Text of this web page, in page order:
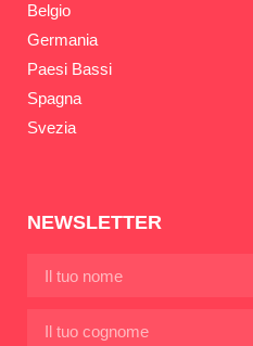
Belgio
Germania
Paesi Bassi
Spagna
Svezia
NEWSLETTER